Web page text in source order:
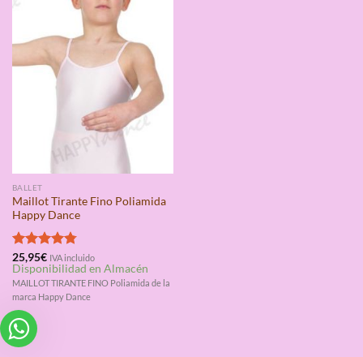
BALLET
Maillot Tirante Fino Poliamida
Happy Dance
Valorado
con4.75
de 5
25,95€ IVA incluido
Disponibilidad en Almacén
MAILLOT TIRANTE FINO Poliamida de la
marca Happy Dance